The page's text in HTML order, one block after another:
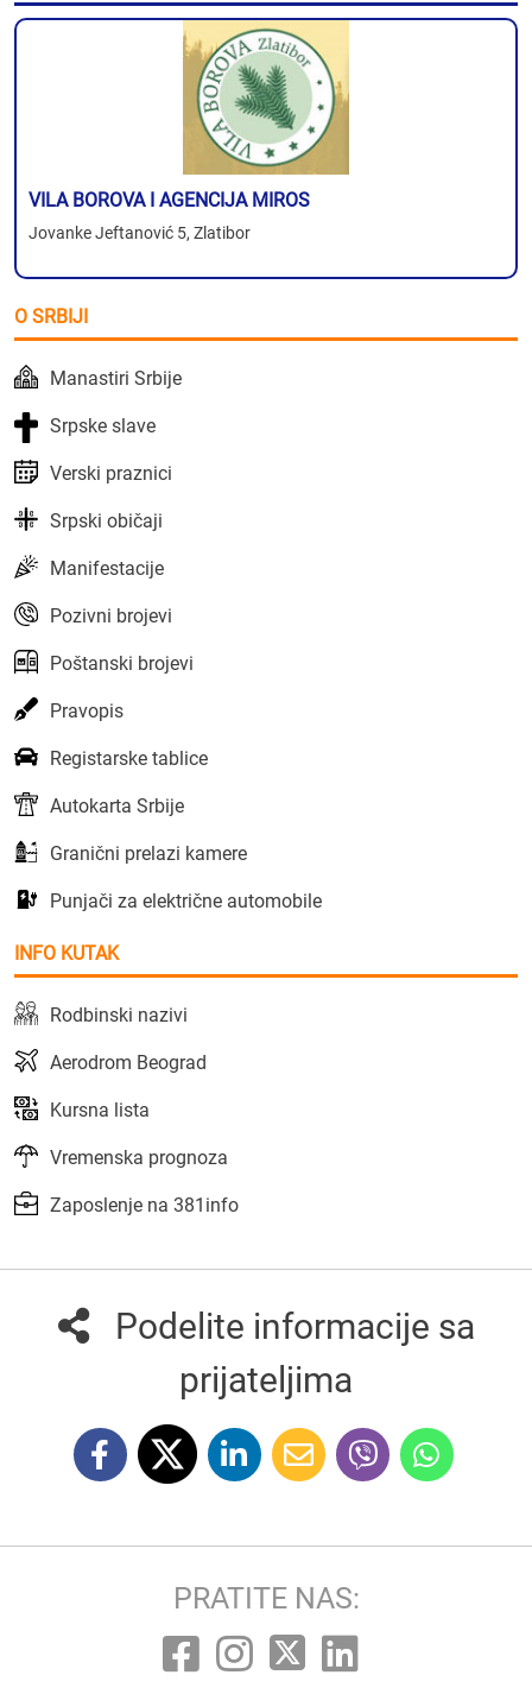
VILA BOROVA I AGENCIJA MIROS
Jovanke Jeftanović 5, Zlatibor
O SRBIJI
Manastiri Srbije
Srpske slave
Verski praznici
Srpski običaji
Manifestacije
Pozivni brojevi
Poštanski brojevi
Pravopis
Registarske tablice
Autokarta Srbije
Granični prelazi kamere
Punjači za električne automobile
INFO KUTAK
Rodbinski nazivi
Aerodrom Beograd
Kursna lista
Vremenska prognoza
Zaposlenje na 381info
Podelite informacije sa
prijateljima
PRATITE NAS: